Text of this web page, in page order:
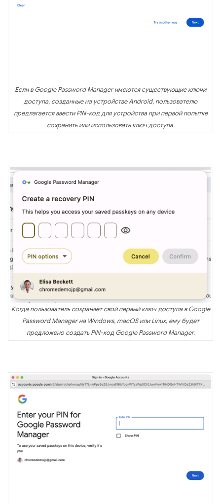
Если в Google Password Manager имеются существующие ключи
доступа, созданные на устройстве Android, пользователю
предлагается ввести PIN-код для устройства при первой попытке
сохранить или использовать ключ доступа.
Когда пользователь сохраняет свой первый ключ доступа в Google
Password Manager на Windows, macOS или Linux, ему будет
предложено создать PIN-код Google Password Manager.